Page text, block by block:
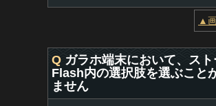
▲
Q ガラホ端末において、ス
Flash内の選択肢を選ぶこと
ません